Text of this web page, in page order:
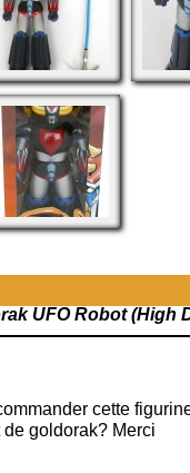
UFO Robot (High
cette
goldorak? Merci